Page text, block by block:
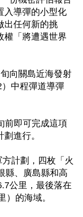
入導彈的小型化
出任何新的挑
權「將遭遇世界
向關島近海發射
中程彈道導彈
前即可完成這項
進行。
計劃，四枚「火
縣、廣島縣和高
公里，最後落在
）的海域。